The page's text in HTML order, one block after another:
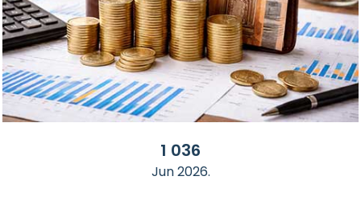
1 036
Jun 2026.